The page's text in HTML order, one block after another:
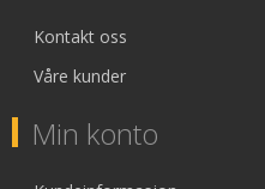
Kontakt oss
Våre kunder
Min konto